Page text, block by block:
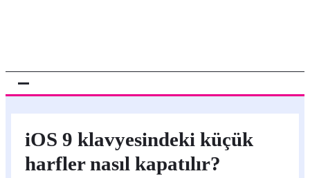
iOS 9 klavyesindeki küçük
harfler nasıl kapatılır?